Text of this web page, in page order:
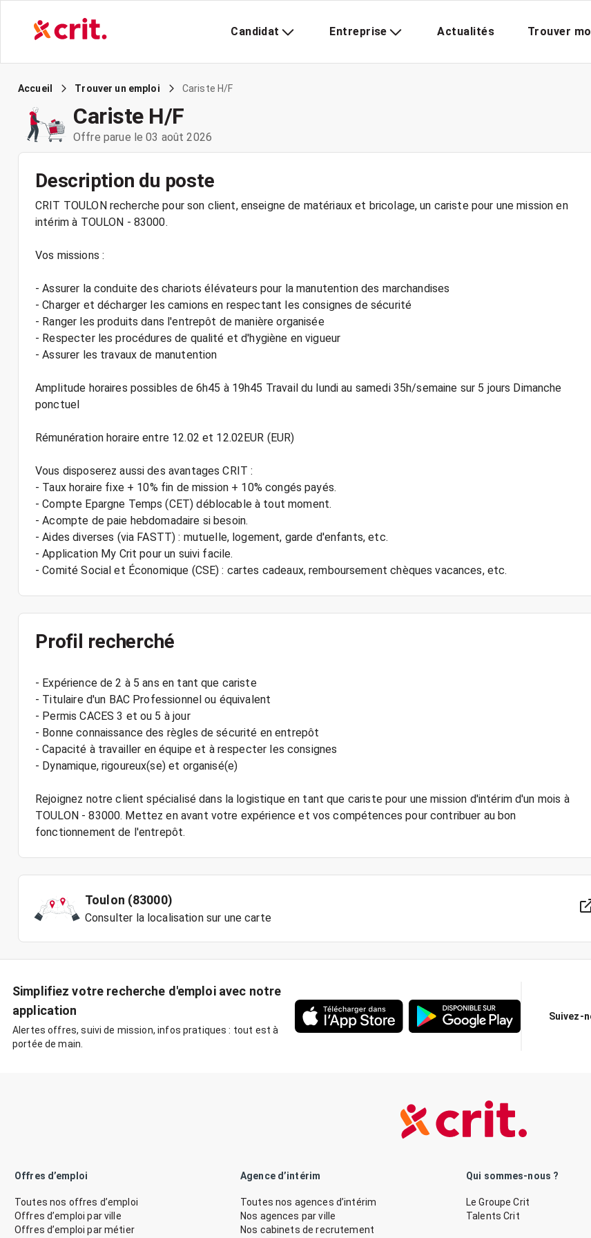
Candidat Entreprise Actualités Trouver
Accueil Trouver un emploi Cariste H/F
Cariste H/F
Offre parue le 03 août 2026
Description du poste
CRIT TOULON recherche pour son client, enseigne de matériaux et bricolage, un cariste pour une mission en
intérim à TOULON - 83000.
Vos missions :
- Assurer la conduite des chariots élévateurs pour la manutention des marchandises
- Charger et décharger les camions en respectant les consignes de sécurité
- Ranger les produits dans l'entrepôt de manière organisée
- Respecter les procédures de qualité et d'hygiène en vigueur
- Assurer les travaux de manutention
Amplitude horaires possibles de 6h45 à 19h45 Travail du lundi au samedi 35h/semaine sur 5 jours Dimanche
ponctuel
Rémunération horaire entre 12.02 et 12.02EUR (EUR)
Vous disposerez aussi des avantages CRIT :
- Taux horaire fixe + 10% fin de mission + 10% congés payés.
- Compte Epargne Temps (CET) déblocable à tout moment.
- Acompte de paie hebdomadaire si besoin.
- Aides diverses (via FASTT) : mutuelle, logement, garde d'enfants, etc.
- Application My Crit pour un suivi facile.
Profil recherché
- Expérience de 2 à 5 ans en tant que cariste
- Titulaire d'un BAC Professionnel ou équivalent
- Permis CACES 3 et ou 5 à jour
- Bonne connaissance des règles de sécurité en entrepôt
- Capacité à travailler en équipe et à respecter les consignes
- Dynamique, rigoureux(se) et organisé(e)
Rejoignez notre client spécialisé dans la logistique en tant que cariste pour une mission d'intérim d'un mois à
TOULON - 83000. Mettez en avant votre expérience et vos compétences pour contribuer au bon
Toulon (83000)
Consulter la localisation sur une carte
Simplifiez votre recherche d'emploi avec notre
application
Alertes offres, suivi de mission, infos pratiques : tout est à
portée de main.
Suivez-
Offres d’emploi
Toutes nos offres d’emploi
Offres d’emploi par ville
Offres d’emploi par métier
Agence d’intérim
Toutes nos agences d’intérim
Nos agences par ville
Nos cabinets de recrutement
Qui sommes-nous ?
Le Groupe Crit
Talents Crit